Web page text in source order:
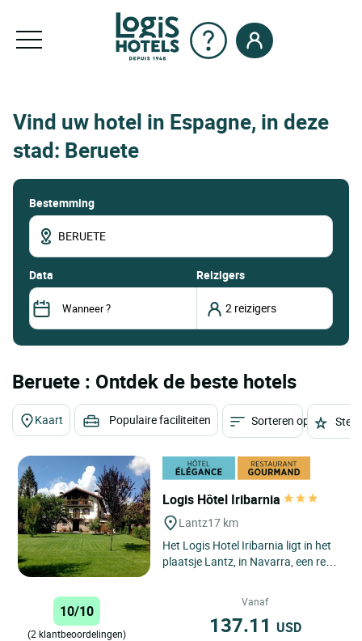
Vind uw hotel in Espagne, in deze
stad: Beruete
Bestemming
data Reizigers
Beruete : Ontdek de beste hotels
Kaart Populaire faciliteiten Sorteren op
Logis Hôtel Iribarnia
Lantz17 km
Het Logis Hotel Iribarnia ligt in het
plaatsje Lantz, in Navarra, een regio
10/10
(2 klantbeoordelingen)
Vanaf
137.11 USD